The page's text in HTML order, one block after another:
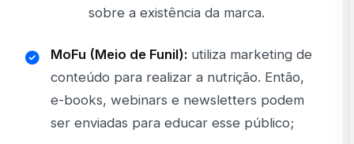
sobre a existência da marca.
MoFu (Meio de Funil): utiliza marketing de
conteúdo para realizar a nutrição. Então,
e-books, webinars e newsletters podem
ser enviadas para educar esse público;